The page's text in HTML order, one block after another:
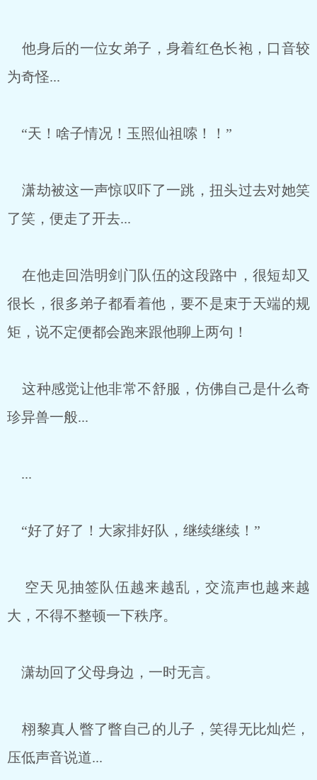
他身后的一位女弟子，身着红色长袍，口音较
为奇怪...
“天！啥子情况！玉照仙祖嗦！！”
潇劫被这一声惊叹吓了一跳，扭头过去对她笑
了笑，便走了开去...
在他走回浩明剑门队伍的这段路中，很短却又
很长，很多弟子都看着他，要不是束于天端的规
矩，说不定便都会跑来跟他聊上两句！
这种感觉让他非常不舒服，仿佛自己是什么奇
珍异兽一般...
...
“好了好了！大家排好队，继续继续！”
空天见抽签队伍越来越乱，交流声也越来越
大，不得不整顿一下秩序。
潇劫回了父母身边，一时无言。
栩黎真人瞥了瞥自己的儿子，笑得无比灿烂，
压低声音说道...